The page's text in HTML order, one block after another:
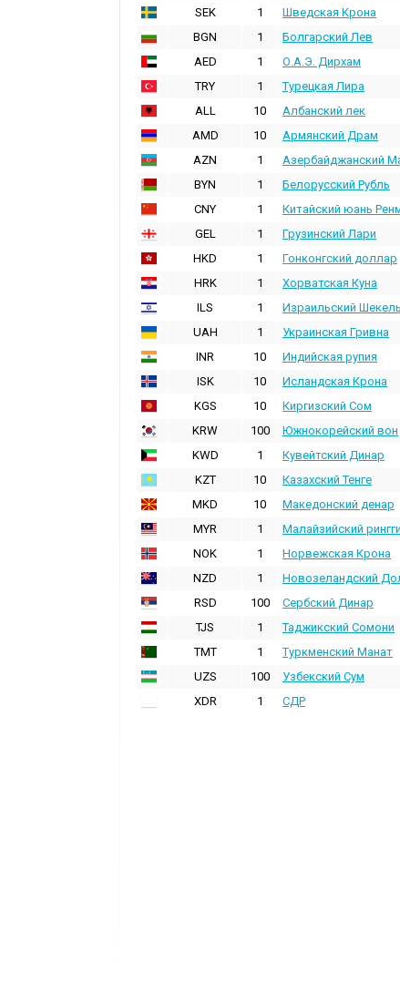
SEK
1 Шведская Крона
BGN
1 Болгарский Лев
AED
1 О.А.Э. Дирхам
TRY
1 Турецкая Лира
ALL
10 Албанский лек
AMD
10 Армянский Драм
AZN
1 Азербайджанский
BYN
1 Белорусский Рубль
CNY
1 Китайский юань
GEL
1 Грузинский Лари
HKD
1 Гонконгский доллаp
HRK
1 Хорватская Куна
ILS
1 Израильский Шекель
UAH
1 Украинская Гривна
INR
10 Индийская pупия
ISK
10 Исландская Крона
KGS
10 Киргизский Сом
KRW
100 Южнокорейский вон
KWD
1 Кувейтский Динар
KZT
10 Казахский Тенге
MKD
10 Македонский денар
MYR
1 Малайзийский
NOK
1 Норвежская Крона
NZD
1 Новозеландский
RSD
100 Сербский Динар
TJS
1 Таджикский Сомони
TMT
1 Туркменский Манат
UZS
100 Узбекский Сум
XDR
1 СДР